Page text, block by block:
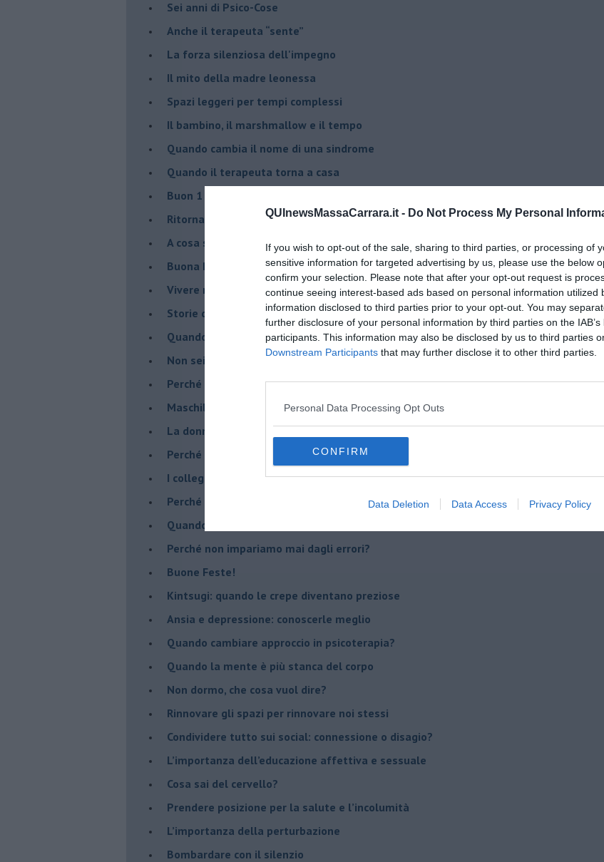
QUInewsMassaCarrara.it - Do Not Process My Personal
If you wish to opt-out of the sale, sharing to third parties, or processing of
sensitive information for targeted advertising by us, please use the below
confirm your selection. Please note that after your opt-out request is
continue seeing interest-based ads based on personal information utilized
information disclosed to third parties prior to your opt-out. You may
further disclosure of your personal information by third parties on the
participants. This information may also be disclosed by us to third parties
Downstream Participants that may further disclose it to other third parties.
Personal Data Processing Opt Outs
CONFIRM
Data Deletion Data Access Privacy Policy
Sei anni di Psico-Cose
​Anche il terapeuta “sente”
​La forza silenziosa dell'impegno
​Il mito della madre leonessa
Spazi leggeri per tempi complessi
Il bambino, il marshmallow e il tempo
​Quando cambia il nome di una sindrome
​Quando il terapeuta torna a casa
​Buon 1 Maggio!
Ritornare indietro di vent’anni
​A cosa serve davvero la psicoterapia
​Buona Pasqua e … buona rinascita!
​Vivere nell’incertezza
​Storie di rinascita: i Take That
​Quando la rigidità del terapeuta è fondamentale
​Non sei indietro, stai seguendo il tuo tempo
​Perché abbiamo bisogno di Sanremo?
​Maschilismo inconsapevole
​La donna può scegliere di non essere madre!
​Perché abbiamo così bisogno di supereroi?
​I collegamenti tra filosofia e psicologia
​Perché tutti si sentono in dovere di dire la loro
​Quando crescere troppo presto diventa un peso
​Perché non impariamo mai dagli errori?
​Buone Feste!
​Kintsugi: quando le crepe diventano preziose
Ansia e depressione: conoscerle meglio
Quando cambiare approccio in psicoterapia?
​Quando la mente è più stanca del corpo
Non dormo, che cosa vuol dire?
​Rinnovare gli spazi per rinnovare noi stessi
​Condividere tutto sui social: connessione o disagio?
​L’importanza dell’educazione affettiva e sessuale
​Cosa sai del cervello?
Prendere posizione per la salute e l’incolumità
L’importanza della perturbazione
​Bombardare con il silenzio